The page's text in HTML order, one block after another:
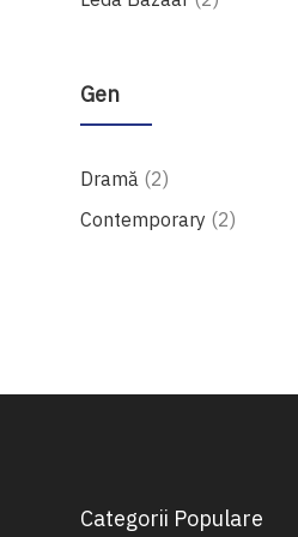
Gen
Dramă 2produse
Contemporary 2produse
Categorii Populare